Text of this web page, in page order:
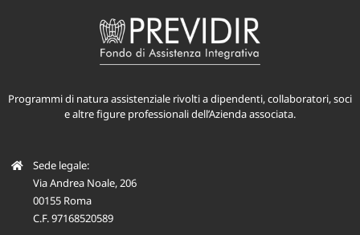
Programmi di natura assistenziale rivolti a dipendenti, collaboratori, soci
e altre figure professionali dell’Azienda associata.
Sede legale:
Via Andrea Noale, 206
00155 Roma
C.F. 97168520589